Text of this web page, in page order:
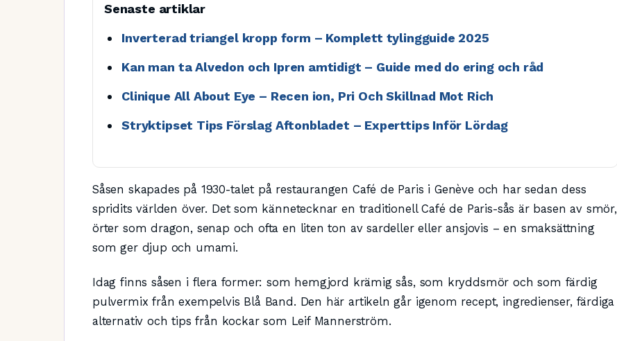
Senaste artiklar
Inverterad triangel kropp form – Komplett tylingguide 2025
Kan man ta Alvedon och Ipren amtidigt – Guide med do ering och råd
Clinique All About Eye – Recen ion, Pri Och Skillnad Mot Rich
Stryktipset Tips Förslag Aftonbladet – Experttips Inför Lördag
Såsen skapades på 1930-talet på restaurangen Café de Paris i Genève och har sedan dess
spridits världen över. Det som kännetecknar en traditionell Café de Paris-sås är basen av smör,
örter som dragon, senap och ofta en liten ton av sardeller eller ansjovis – en smaksättning
som ger djup och umami.
Idag finns såsen i flera former: som hemgjord krämig sås, som kryddsmör och som färdig
pulvermix från exempelvis Blå Band. Den här artikeln går igenom recept, ingredienser, färdiga
alternativ och tips från kockar som Leif Mannerström.